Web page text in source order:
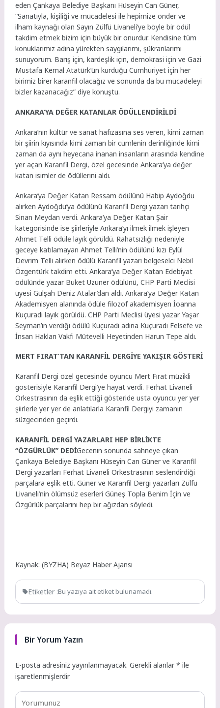
eden Çankaya Belediye Başkanı Hüseyin Can Güner,
“Sanatıyla, kişiliği ve mücadelesi ile hepimize önder ve
ilham kaynağı olan Sayın Zülfü Livaneli’ye böyle bir ödül
takdim etmek bizim için büyük bir onurdur. Kendisine tüm
konuklarımız adına yürekten saygılarımı, şükranlarımı
sunuyorum. Barış için, kardeşlik için, demokrasi için ve Gazi
Mustafa Kemal Atatürk’ün kurduğu Cumhuriyet için her
birimiz birer karanfil olacağız ve sonunda da bu mücadeleyi
bizler kazanacağız” diye konuştu.
ANKARA’YA DEĞER KATANLAR ÖDÜLLENDİRİLDİ
Ankara’nın kültür ve sanat hafızasına ses veren, kimi zaman
bir şiirin kıyısında kimi zaman bir cümlenin derinliğinde kimi
zaman da aynı heyecana inanan insanların arasında kendine
yer açan Karanfil Dergi, özel gecesinde Ankara’ya değer
katan isimler de ödüllerini aldı.
Ankara’ya Değer Katan Ressam ödülünü Habip Aydoğdu
alırken Aydoğdu’ya ödülünü Karanfil Dergi yazarı tarihçi
Sinan Meydan verdi. Ankara’ya Değer Katan Şair
kategorisinde ise şiirleriyle Ankara’yı ilmek ilmek işleyen
Ahmet Telli ödüle layık görüldü. Rahatsızlığı nedeniyle
geceye katılamayan Ahmet Telli’nin ödülünü kızı Eylül
Devrim Telli alırken ödülü Karanfil yazarı belgeselci Nebil
Özgentürk takdim etti. Ankara’ya Değer Katan Edebiyat
ödülünde yazar Buket Uzuner ödülünü, CHP Parti Meclisi
üyesi Gülşah Deniz Atalar’dan aldı. Ankara’ya Değer Katan
Akademisyen alanında ödüle filozof akademisyen İoanna
Kuçuradi layık görüldü. CHP Parti Meclisi üyesi yazar Yaşar
Seyman’ın verdiği ödülü Kuçuradi adına Kuçuradi Felsefe ve
İnsan Hakları Vakfı Mütevelli Heyetinden Harun Tepe aldı.
MERT FIRAT’TAN KARANFİL DERGİYE YAKIŞIR GÖSTERİ
Karanfil Dergi özel gecesinde oyuncu Mert Fırat müzikli
gösterisiyle Karanfil Dergi’ye hayat verdi. Ferhat Livaneli
Orkestrasının da eşlik ettiği gösteride usta oyuncu yer yer
şiirlerle yer yer de anlatılarla Karanfil Dergiyi zamanın
süzgecinden geçirdi.
KARANFİL DERGİ YAZARLARI HEP BİRLİKTE
“ÖZGÜRLÜK” DEDİGecenin sonunda sahneye çıkan
Çankaya Belediye Başkanı Hüseyin Can Güner ve Karanfil
Dergi yazarları Ferhat Livaneli Orkestrasının seslendirdiği
parçalara eşlik etti. Güner ve Karanfil Dergi yazarları Zülfü
Livaneli’nin ölümsüz eserleri Güneş Topla Benim İçin ve
Özgürlük parçalarını hep bir ağızdan söyledi.
Kaynak: (BYZHA) Beyaz Haber Ajansı
Etiketler :Bu yazıya ait etiket bulunamadı.
Bir Yorum Yazın
E-posta adresiniz yayınlanmayacak. Gerekli alanlar* ile
işaretlenmişlerdir